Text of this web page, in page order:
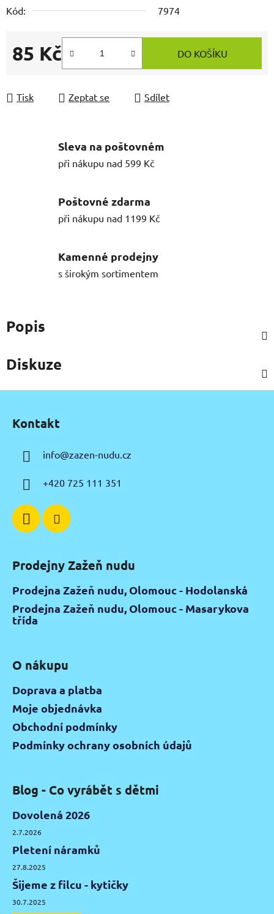
Kód:
7974
85 Kč
Měrná cena:
DO KOŠÍKU
Tisk Zeptat se Sdílet
Sleva na poštovném
při nákupu nad 599 Kč
Poštovné zdarma
při nákupu nad 1199 Kč
Kamenné prodejny
s širokým sortimentem
Popis
Diskuze
Kontakt
info@zazen-nudu.cz
+420 725 111 351
Prodejny Zažeň nudu
Prodejna Zažeň nudu, Olomouc - Hodolanská
Prodejna Zažeň nudu, Olomouc - Masarykova
třída
O nákupu
Doprava a platba
Moje objednávka
Obchodní podmínky
Podmínky ochrany osobních údajů
Blog - Co vyrábět s dětmi
Dovolená 2026
2.7.2026
Pletení náramků
27.8.2025
Šijeme z filcu - kytičky
30.7.2025